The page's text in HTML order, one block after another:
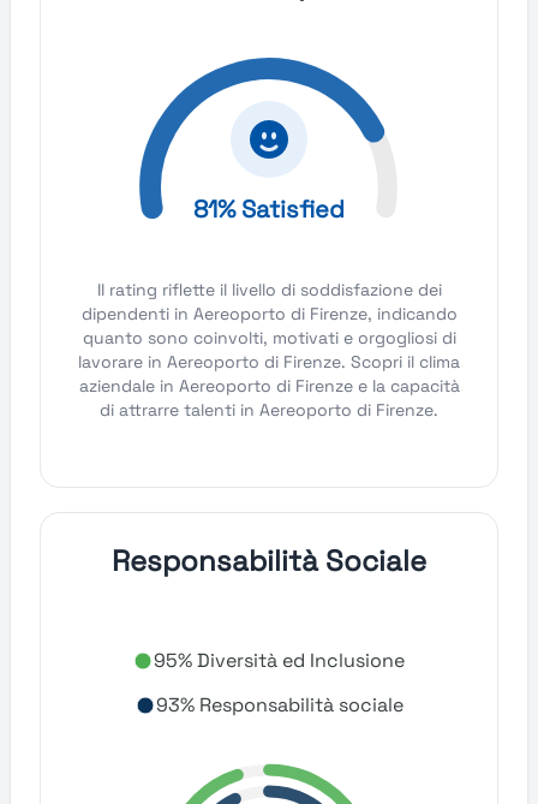
81% Satisfied
Il rating riflette il livello di soddisfazione dei
dipendenti in Aereoporto di Firenze, indicando
quanto sono coinvolti, motivati e orgogliosi di
lavorare in Aereoporto di Firenze. Scopri il clima
aziendale in Aereoporto di Firenze e la capacità
di attrarre talenti in Aereoporto di Firenze.
Responsabilità Sociale
95% Diversità ed Inclusione
93% Responsabilità sociale